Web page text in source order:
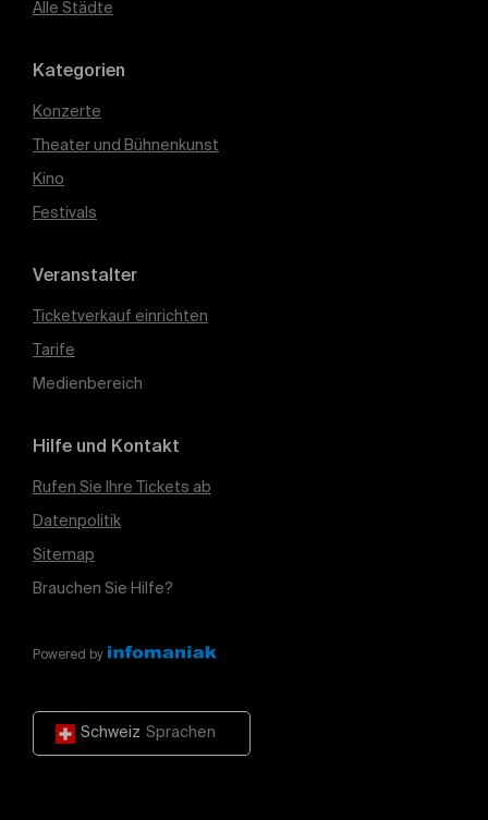
Alle Städte
Kategorien
Konzerte
Theater und Bühnenkunst
Kino
Festivals
Veranstalter
Ticketverkauf einrichten
Tarife
Medienbereich
Hilfe und Kontakt
Rufen Sie Ihre Tickets ab
Datenpolitik
Sitemap
Brauchen Sie Hilfe?
Powered by
Schweiz Sprachen